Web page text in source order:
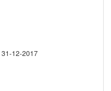
31-12-2017